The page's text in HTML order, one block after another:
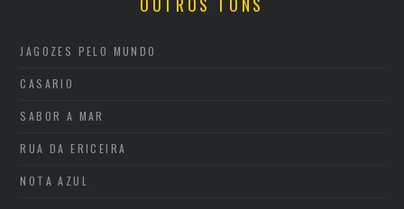
JAGOZES PELO MUNDO
CASARIO
SABOR A MAR
RUA DA ERICEIRA
NOTA AZUL